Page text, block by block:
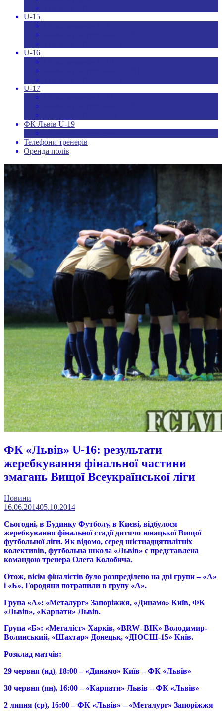
U-15
U-16
U-17
ФК Львів U-19
Телефони тренерів
Оренда полів
ФК «Львів» U-16: результати
жеребкування фінальної частини
змагань Вищої Всеукраїнської ліги
Новини
16.06.201405.10.2014
Сьогодні, в Будинку Футболу, в Києві, відбулося
жеребкування фінальної стадії дитячо-юнацької Вищої
футбольної ліги. Як відомо, серед шістнадцятилітніх
колективів, футбольна школа «Львів» є представлена
командою тренера Олега Колобича.
Отож, вісім фіналістів було розпреділено на дві групи – «А»
і «Б». Городяни потрапили в групу «А».
Група «А»: «Металург» Запоріжжя, «Динамо» Київ, ФК
«Львів», «Карпати» Львів.
Група «Б»: «Металіст» Харків, «BRW–BIK» Володимир-
Волинський, «Шахтар» Донецьк, «ДЮСШ-15» Київ.
Розклад матчів:
29 червня (нд), 18:00 – «Динамо» Київ – ФК «Львів»
30 червня (пн), 16:00 – «Карпати» Львів – ФК «Львів»
2 липня (ср), 16:00 –ФК «Львів» – «Металург» Запоріжжя